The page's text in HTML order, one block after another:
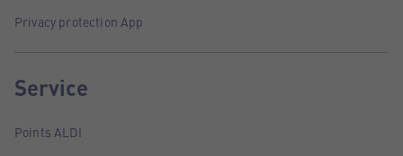
Privacy protection App
Service
Points ALDI